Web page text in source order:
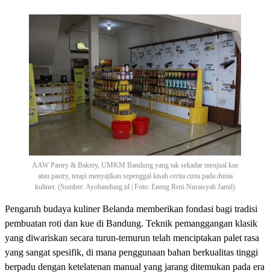
AAW Pastry & Bakery, UMKM Bandung yang tak sekadar menjual kue
atau pastry, tetapi menyajikan sepenggal kisah cerita cinta pada dunia
kuliner. (Sumber: Ayobandung.id | Foto: Eneng Reni Nuraisyah Jamil)
Pengaruh budaya kuliner Belanda memberikan fondasi bagi tradisi
pembuatan roti dan kue di Bandung. Teknik pemanggangan klasik
yang diwariskan secara turun-temurun telah menciptakan palet rasa
yang sangat spesifik, di mana penggunaan bahan berkualitas tinggi
berpadu dengan ketelatenan manual yang jarang ditemukan pada era